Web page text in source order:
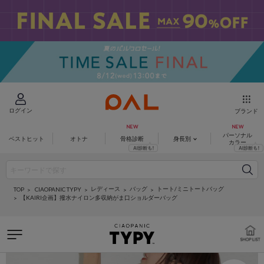
ログイン ブランド
ベストヒット オトナ 骨格診断 身長別
パーソナル
カラー
TOP CIAOPANIC TYPY レディース バッグ
トート/ミニトートバッグ
【KAIRI企画】撥水ナイロン多収納がま口ショルダーバッグ